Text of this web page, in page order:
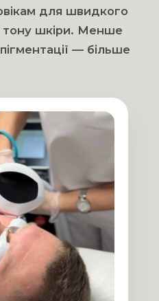
для швидкого
тону шкіри. Менше
— більше